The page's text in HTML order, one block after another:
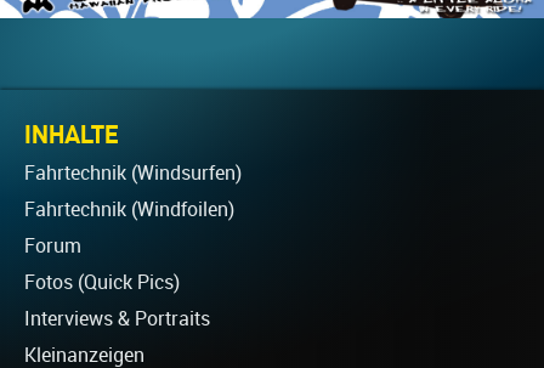
INHALTE
Fahrtechnik (Windsurfen)
Fahrtechnik (Windfoilen)
Forum
Fotos (Quick Pics)
Interviews & Portraits
Kleinanzeigen